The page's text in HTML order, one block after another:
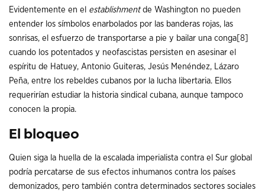
Evidentemente en el establishmentde Washington no pueden
entender los símbolos enarbolados por las banderas rojas, las
sonrisas, el esfuerzo de transportarse a pie y bailar una conga [8]
cuando los potentados y neofascistas persisten en asesinar el
espíritu de Hatuey, Antonio Guiteras, Jesús Menéndez, Lázaro
Peña, entre los rebeldes cubanos por la lucha libertaria. Ellos
requerirían estudiar la historia sindical cubana, aunque tampoco
conocen la propia.
El bloqueo
Quien siga la huella de la escalada imperialista contra el Sur global
podría percatarse de sus efectos inhumanos contra los países
demonizados, pero también contra determinados sectores sociales